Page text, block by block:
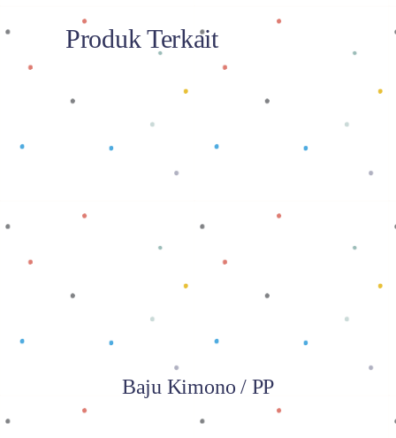
Produk Terkait
Baca selengkapnya
Baju Kimono / PP